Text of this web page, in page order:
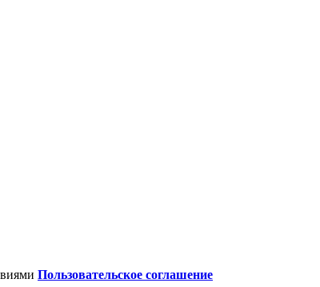
Пользовательское соглашение